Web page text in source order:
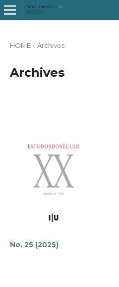
HOME / Archives
Archives
No. 25 (2025)